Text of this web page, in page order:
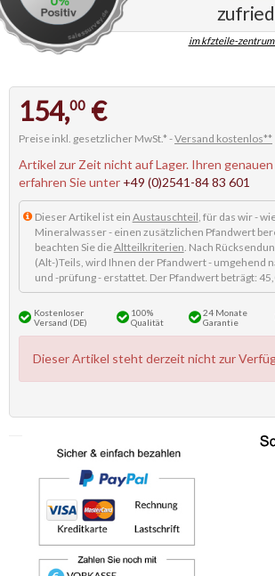
im kfzteile-zentrum
154,00 €
Preise inkl. gesetzlicher MwSt.* -Versand kostenlos**
Artikel zur Zeit nicht auf Lager. Ihren
erfahren Sie unter +49 (0)2541-84 83 601
Dieser Artikel ist ein Austauschteil , für das wir -
Mineralwasser - einen zusätzlichen Pfandwert
beachten Sie dieAltteilkriterien . Nach
(Alt-)Teils, wird Ihnen der Pfandwert - umgehend
und -prüfung - erstattet. Der Pfandwert beträgt:
Kostenloser
Versand (DE)
100%
Qualität
24 Monate
Garantie
Dieser Artikel steht derzeit nicht zur